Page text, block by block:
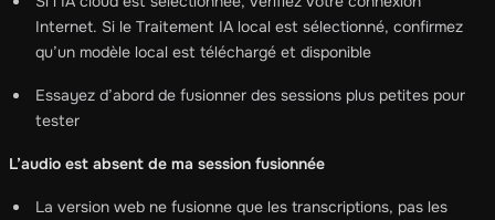
Internet. Si le Traitement IA local est sélectionné, confirmez
qu’un modèle local est téléchargé et disponible
Essayez d’abord de fusionner des sessions plus petites pour
tester
L’audio est absent de ma session fusionnée
La version web ne fusionne que les transcriptions, pas les